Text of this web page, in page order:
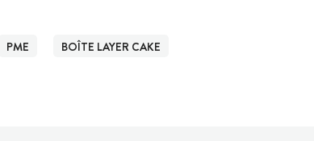
PME BOÎTE LAYER CAKE